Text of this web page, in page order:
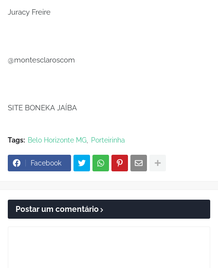
Juracy Freire
@montesclaroscom
SITE BONEKA JAÍBA
Tags: Belo Horizonte MG Porteirinha
Facebook
Postar um comentário